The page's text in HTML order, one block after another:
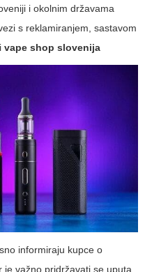
i okolnim državama
s reklamiranjem, sastavom
vape shop slovenija
informiraju kupce o
je važno pridržavati se uputa